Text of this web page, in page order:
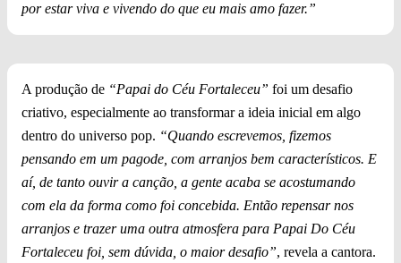
por estar viva e vivendo do que eu mais amo fazer.”
A produção de “Papai do Céu Fortaleceu” foi um desafio
criativo, especialmente ao transformar a ideia inicial em algo
dentro do universo pop. “Quando escrevemos, fizemos
pensando em um pagode, com arranjos bem característicos. E
aí, de tanto ouvir a canção, a gente acaba se acostumando
com ela da forma como foi concebida. Então repensar nos
arranjos e trazer uma outra atmosfera para Papai Do Céu
Fortaleceu foi, sem dúvida, o maior desafio”, revela a cantora.